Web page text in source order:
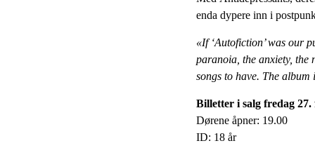
enda dypere inn i
«If ‘Autofiction’ was our
paranoia, the anxiety, the
songs to have. The album
Billetter i salg fredag
Dørene åpner: 19.00
ID: 18 år